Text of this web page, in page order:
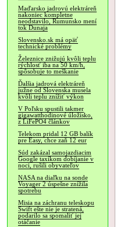
Maďarsko jadrovú elektráreň
nakoniec kompletne
neodstavilo, Rumunsko mení
tok Dunaja
Slovensko.sk má opäť
technické problémy
Železnice znižujú kvôli teplu
rýchlosť iba na 50 km/h,
spôsobuje to meškanie
Ďalšia jadrová elektráreň
južne od Slovenska musela
kvôli teplu znížiť výkon
V Poľsku spustili takmer
gigawatthodinové úložisko,
z LiFePO4 článkov
Telekom pridal 12 GB balík
pre Easy, chce zaň 12 eur
Súd zakázal samojazdiacim
Google taxíkom dobíjanie v
noci, rušili obyvateľov
NASA na diaľku na sonde
Voyager 2 úspešne znížila
spotrebu
Misia na záchranu teleskopu
Swift ešte nie je stratená,
podarilo sa spomaliť jej
otáčanie